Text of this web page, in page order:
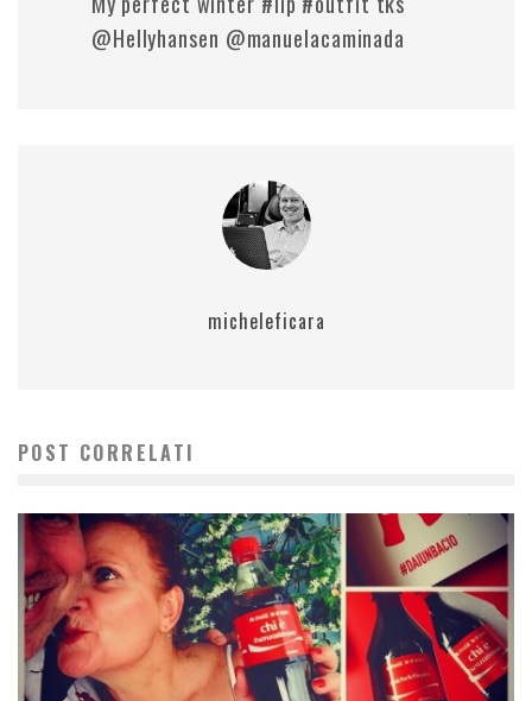
@Hellyhansen @manuelacaminada
micheleficara
POST CORRELATI